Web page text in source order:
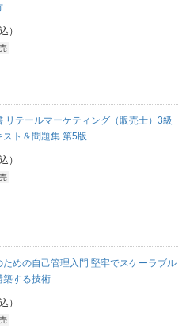
）
リテールマーケティング（販売士）3級
スト＆問題集 第5版
）
ための自己管理入門 堅牢でスケーラブル
築する技術
）